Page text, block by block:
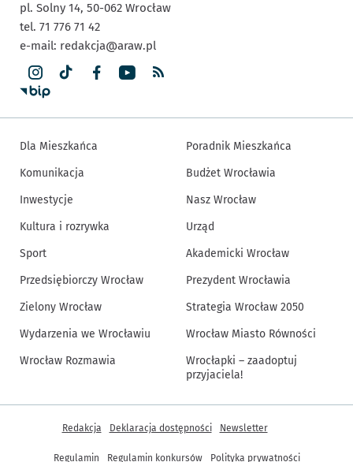
pl. Solny 14, 50-062 Wrocław
tel. 71 776 71 42
e-mail: redakcja@araw.pl
Dla Mieszkańca
Komunikacja
Inwestycje
Kultura i rozrywka
Sport
Przedsiębiorczy Wrocław
Zielony Wrocław
Wydarzenia we Wrocławiu
Wrocław Rozmawia
Poradnik Mieszkańca
Budżet Wrocławia
Nasz Wrocław
Urząd
Akademicki Wrocław
Prezydent Wrocławia
Strategia Wrocław 2050
Wrocław Miasto Równości
Wrocłapki – zaadoptuj
przyjaciela!
Inne informacje
Redakcja Deklaracja dostępności Newsletter
Regulamin Regulamin konkursów Polityka prywatności